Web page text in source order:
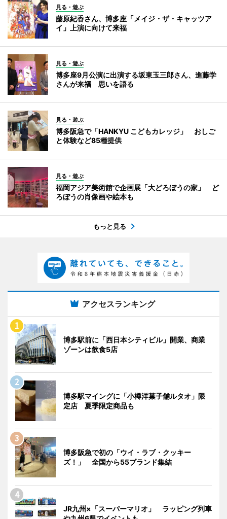
見る・遊ぶ
藤原紀香さん、博多座「メイジ・ザ・キャッツア
イ」上演に向けて来福
見る・遊ぶ
博多座9月公演に出演する坂東玉三郎さん、進藤学
さんが来福 思いを語る
見る・遊ぶ
博多阪急で「HANKYU こどもカレッジ」 おしご
と体験など85種提供
見る・遊ぶ
福岡アジア美術館で企画展「大どろぼうの家」 ど
ろぼうの肖像画や絵本も
もっと見る
アクセスランキング
博多駅前に「西日本シティビル」開業、商業
ゾーンは飲食5店
博多駅マイングに「小樽洋菓子舗ルタオ」限
定店 夏季限定商品も
博多阪急で初の「ウイ・ラブ・クッキー
ズ！」 全国から55ブランド集結
JR九州×「スーパーマリオ」 ラッピング列車